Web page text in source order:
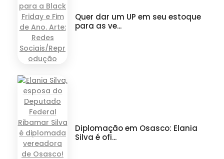
Quer dar um UP em seu estoque
para as ve...
Diplomação em Osasco: Elania
Silva é ofi...